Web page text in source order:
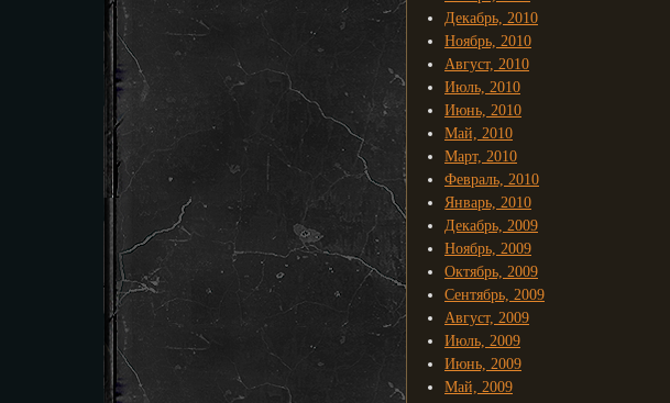
Декабрь, 2010
Ноябрь, 2010
Август, 2010
Июль, 2010
Июнь, 2010
Май, 2010
Март, 2010
Февраль, 2010
Январь, 2010
Декабрь, 2009
Ноябрь, 2009
Октябрь, 2009
Сентябрь, 2009
Август, 2009
Июль, 2009
Июнь, 2009
Май, 2009